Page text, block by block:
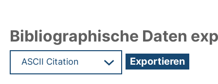
Bibliographische Daten